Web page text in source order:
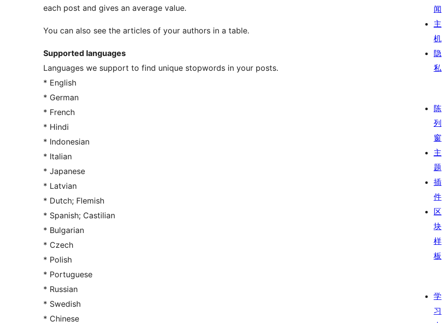
each post and gives an average value.
You can also see the articles of your authors in a table.
Supported languages
Languages we support to find unique stopwords in your posts.
* English
* German
* French
* Hindi
* Indonesian
* Italian
* Japanese
* Latvian
* Dutch; Flemish
* Spanish; Castilian
* Bulgarian
* Czech
* Polish
* Portuguese
* Russian
* Swedish
* Chinese
闻
主
机
隐
私
陈
列
窗
主
题
插
件
区
块
样
板
学
习